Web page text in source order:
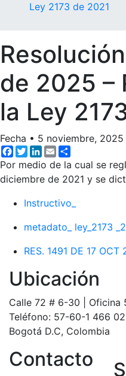
Ley 2173 de 2021
de 2025 –
la Ley
Fecha • 5 noviembre, 2025
Facebook
TwitterLinkedIn
Email
Por medio de la cual se
diciembre de 2021 y se
Instructivo_
metadato_ ley_2173
RES. 1491 DE 17
Ubicación
Calle 72 # 6-30 | Oficina
Teléfono: 57-60-1 466
Bogotá D.C, Colombia
Contacto